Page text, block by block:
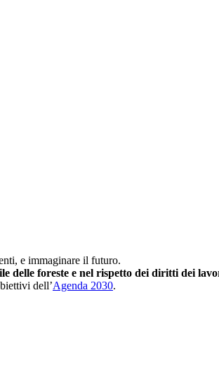
e immaginare il futuro.
delle foreste e nel rispetto dei diritti dei
dell’Agenda 2030.